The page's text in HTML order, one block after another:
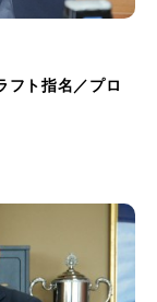
フト指名／プロ